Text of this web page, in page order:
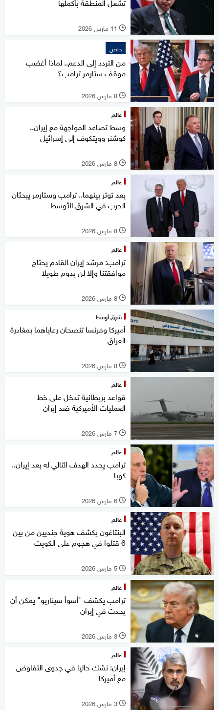
l 11 مارس 2026
خاص
من التردد إلى الدعم.. لماذا أغضب
موقف ستارمر ترامب؟
l 8 مارس 2026
عالم
وسط تصاعد المواجهة مع إيران..
كوشنر وويتكوف إلى إسرائيل
l 8 مارس 2026
عالم
بعد توتر بينهما.. ترامب وستارمر يبحثان
الحرب في الشرق الأوسط
l 8 مارس 2026
عالم
ترامب: مرشد إيران القادم يحتاج
موافقتنا وإلا لن يدوم طويلا
l 8 مارس 2026
شرق أوسط
أميركا وفرنسا تنصحان رعاياهما بمغادرة
العراق
l 8 مارس 2026
عالم
قواعد بريطانية تدخل على خط
العمليات الأميركية ضد إيران
l 7 مارس 2026
عالم
ترامب يحدد الهدف التالي له بعد إيران..
كوبا
l 6 مارس 2026
عالم
البنتاغون يكشف هوية جنديين من بين
6 قتلوا في هجوم على الكويت
l 5 مارس 2026
عالم
ترامب يكشف "أسوأ سيناريو" يمكن أن
يحدث في إيران
l 3 مارس 2026
عالم
إيران: نشك حاليا في جدوى التفاوض
مع أميركا
l 3 مارس 2026